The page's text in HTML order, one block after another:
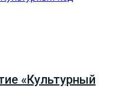
«Культурный